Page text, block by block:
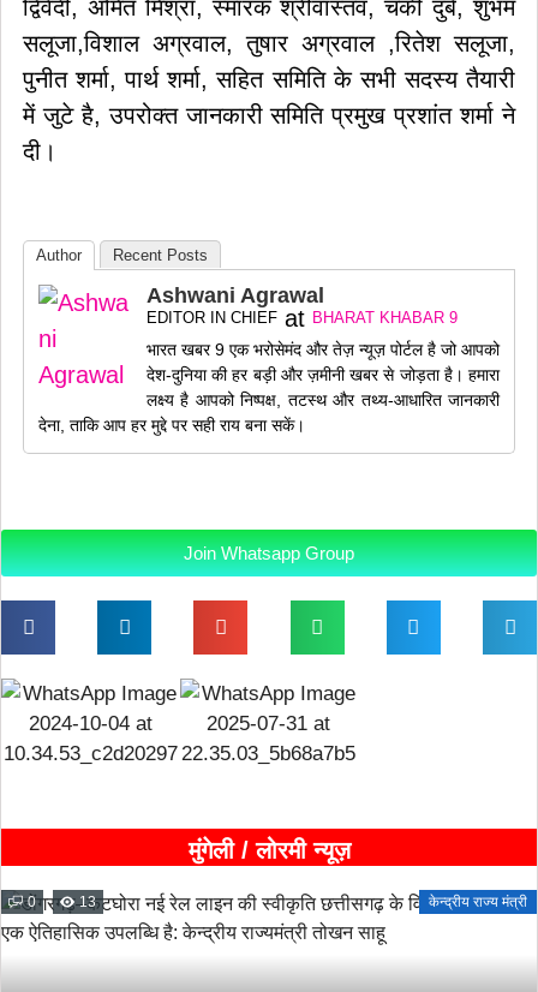
द्विवेदी, अमित मिश्रा, स्मारक श्रीवास्तव, चंकी दुबे, शुभम
सलूजा,विशाल अग्रवाल, तुषार अग्रवाल ,रितेश सलूजा,
पुनीत शर्मा, पार्थ शर्मा, सहित समिति के सभी सदस्य तैयारी
में जुटे है, उपरोक्त जानकारी समिति प्रमुख प्रशांत शर्मा ने
दी।
Author Recent Posts
Ashwani Agrawal
EDITOR IN CHIEF at BHARAT KHABAR 9
भारत खबर 9 एक भरोसेमंद और तेज़ न्यूज़ पोर्टल है जो आपको
देश-दुनिया की हर बड़ी और ज़मीनी खबर से जोड़ता है। हमारा
लक्ष्य है आपको निष्पक्ष, तटस्थ और तथ्य-आधारित जानकारी
देना, ताकि आप हर मुद्दे पर सही राय बना सकें।
Join Whatsapp Group
मुंगेली / लोरमी न्यूज़
0 13 केन्द्रीय राज्य मंत्री